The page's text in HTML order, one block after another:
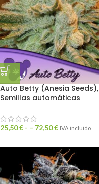
Auto Betty (Anesia Seeds),
Semillas automáticas
25,50€ - – 72,50€ IVA incluido